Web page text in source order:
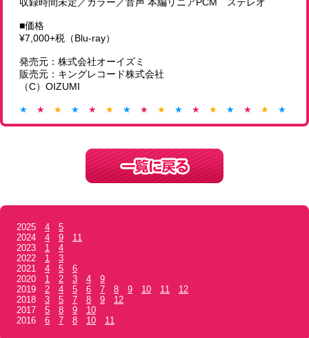
収録時間未定／カラー／音声 本編リニアPCM ステレオ
■価格
¥7,000+税（Blu-ray）
発売元：株式会社オーイズミ
販売元：キングレコード株式会社
（C）OIZUMI
★ ★ ★ ★ ★ ★ ★ ★ ★ ★ ★ ★ ★ ★ ★ ★
2025 4
5
2024 4 9
11
2023 1
4
2022 1
3
2021 4 5
6
2020 1 2 3 4
9
2019 2 4 5 6 7 8 9 10 11
12
2018 3 5 7 8 9
12
2017 5 8 9
10
2016 6 7 8 10 11